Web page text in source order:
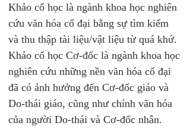
Khảo cổ học là ngành khoa học nghiên
cứu văn hóa cổ đại bằng sự tìm kiếm
và thu thập tài liệu/vật liệu từ quá khứ.
Khảo cổ học Cơ-đốc là ngành khoa học
nghiên cứu những nền văn hóa cổ đại
đã có ảnh hưởng đến Cơ-đốc giáo và
Do-thái giáo, cũng như chính văn hóa
của người Do-thái và Cơ-đốc nhân.